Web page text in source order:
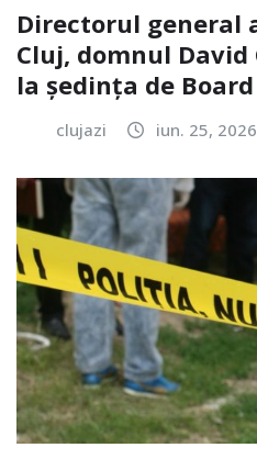
Directorul general
Cluj, domnul
la ședința de Board
clujazi iun. 25, 2026